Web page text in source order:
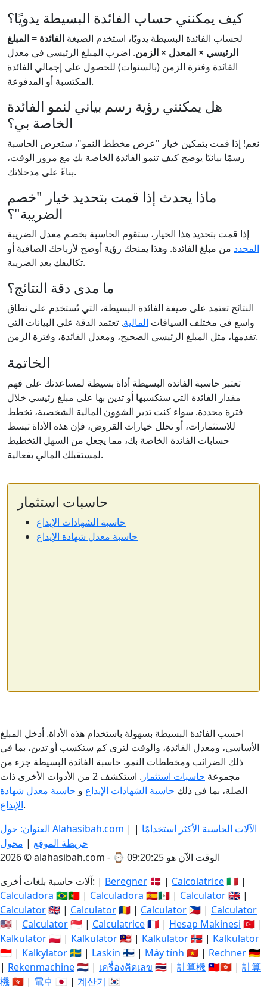
كيف يمكنني حساب الفائدة البسيطة يدويًا؟
لحساب الفائدة البسيطة يدويًا، استخدم الصيغة الفائدة = المبلغ
الرئيسي × المعدل × الزمن. اضرب المبلغ الرئيسي في معدل
الفائدة وفترة الزمن (بالسنوات) للحصول على إجمالي الفائدة
المكتسبة أو المدفوعة.
هل يمكنني رؤية رسم بياني لنمو الفائدة
الخاصة بي؟
نعم! إذا قمت بتمكين خيار "عرض مخطط النمو"، ستعرض الحاسبة
رسمًا بيانيًا يوضح كيف تنمو الفائدة الخاصة بك مع مرور الوقت،
بناءً على مدخلاتك.
ماذا يحدث إذا قمت بتحديد خيار "خصم
الضريبة"؟
إذا قمت بتحديد هذا الخيار، ستقوم الحاسبة بخصم معدل الضريبة
المحدد من مبلغ الفائدة. وهذا يمنحك رؤية أوضح لأرباحك الصافية أو
تكاليفك بعد الضريبة.
ما مدى دقة النتائج؟
النتائج تعتمد على صيغة الفائدة البسيطة، التي تُستخدم على نطاق
واسع في مختلف السياقات المالية. تعتمد الدقة على البيانات التي
تقدمها، مثل المبلغ الرئيسي الصحيح، ومعدل الفائدة، وفترة الزمن.
الخاتمة
تعتبر حاسبة الفائدة البسيطة أداة بسيطة لمساعدتك على فهم
مقدار الفائدة التي ستكسبها أو تدين بها على مبلغ رئيسي خلال
فترة محددة. سواء كنت تدير الشؤون المالية الشخصية، تخطط
للاستثمارات، أو تحلل خيارات القروض، فإن هذه الأداة تبسط
حسابات الفائدة الخاصة بك، مما يجعل من السهل التخطيط
لمستقبلك المالي بفعالية.
حاسبات استثمار
حاسبة الشهادات الإيداع
حاسبة معدل شهادة الإيداع
احسب الفائدة البسيطة بسهولة باستخدام هذه الأداة. أدخل المبلغ
الأساسي، ومعدل الفائدة، والوقت لترى كم ستكسب أو تدين، بما في
ذلك الضرائب ومخططات النمو. حاسبة الفائدة البسيطة جزء من
مجموعة حاسبات استثمار
. استكشف 2 من الأدوات الأخرى ذات
الصلة، بما في ذلك حاسبة الشهادات الإيداع و حاسبة معدل شهادة
الإيداع.
العنوان: حول Alahasibah.com | الآلات الحاسبة الأكثر استخدامًا |
خريطة الموقع | محول
2026 © alahasibah.com - ⌚
الوقت الآن هو 09:20:25
آلات حاسبة بلغات أخرى: | Beregner 🇩🇰 | Calcolatrice🇮🇹 |
Calculadora 🇧🇷🇵🇹 | Calculadora 🇪🇸🇲🇽 | Calculator🇬🇧 |
Calculator🇬🇧 | Calculator🇷🇴 | Calculator 🇵🇭 | Calculator
🇺🇸 | Calculator🇸🇬 | Calculatrice🇫🇷 | Hesap Makinesi 🇹🇷 |
Kalkulator🇵🇱 | Kalkulator🇲🇾 | Kalkulator🇳🇴 | Kalkulator
🇮🇩 | Kalkylator🇸🇪 | Laskin 🇫🇮 | Máy tính 🇻🇳 | Rechner🇩🇪
| Rekenmachine🇳🇱 | เครื่องคิดเลข 🇹🇭 | 計算機🇹🇼🇭🇰 | 計算
機🇭🇰 | 電卓 🇯🇵 | 계산기 🇰🇷